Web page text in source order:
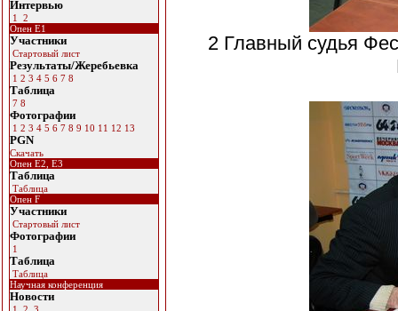
Интервью
1
2
Опен E1
Участники
Стартовый лист
Результаты/Жеребьевка
1 2 3 4 5 6 7 8
Таблица
7 8
Фотографии
1 2 3 4 5 6 7 8 9 10 11 12 13
PGN
Скачать
Опен E2, E3
Таблица
Таблица
Опен F
Участники
Стартовый лист
Фотографии
1
Таблица
Таблица
Научная конференция
Новости
2 Главный судья